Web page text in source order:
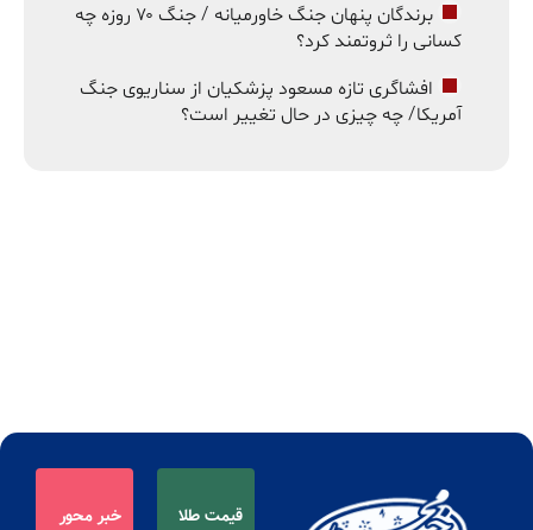
برندگان پنهان جنگ خاورمیانه / جنگ ۷۰ روزه چه
کسانی را ثروتمند کرد؟
افشاگری تازه مسعود پزشکیان از سناریوی جنگ
آمریکا/ چه چیزی در حال تغییر است؟
قیمت طلا خبر محور